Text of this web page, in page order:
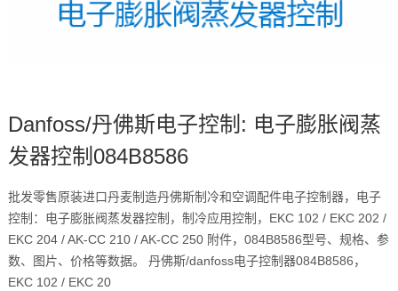
Danfoss/丹佛斯电子控制: 电子膨胀阀蒸
发器控制084B8586
批发零售原装进口丹麦制造丹佛斯制冷和空调配件电子控制器，电子
控制：电子膨胀阀蒸发器控制，制冷应用控制，EKC 102 / EKC 202 /
EKC 204 / AK-CC 210 / AK-CC 250 附件，084B8586型号、规格、参
数、图片、价格等数据。 丹佛斯/danfoss电子控制器084B8586，
EKC 102 / EKC 20